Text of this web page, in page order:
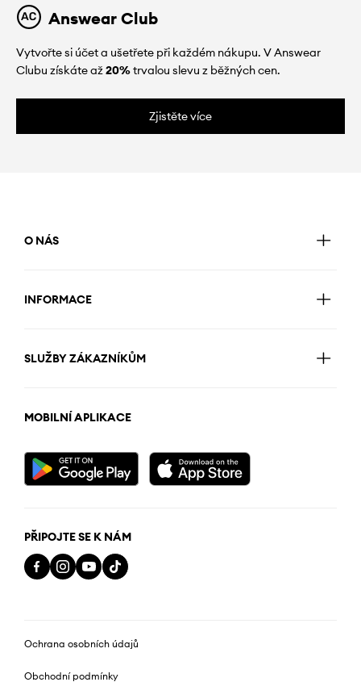
Answear Club
Vytvořte si účet a ušetřete při každém nákupu. V Answear
Clubu získáte až20%trvalou slevu z běžných cen.
Zjistěte více
O NÁS
INFORMACE
SLUŽBY ZÁKAZNÍKŮM
MOBILNÍ APLIKACE
PŘIPOJTE SE K NÁM
Ochrana osobních údajů
Obchodní podmínky